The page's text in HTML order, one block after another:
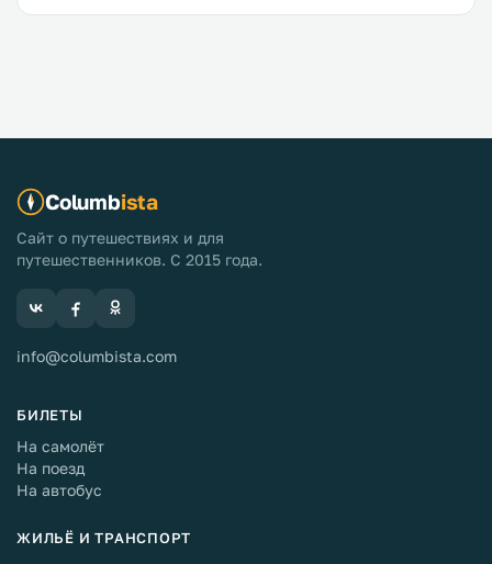
Columbista
Сайт о путешествиях и для
путешественников. С 2015 года.
info@columbista.com
БИЛЕТЫ
На самолёт
На поезд
На автобус
ЖИЛЬЁ И ТРАНСПОРТ